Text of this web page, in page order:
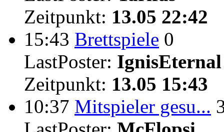
Zeitpunkt: 13.05 22:42
15:43 Brettspiele 0
LastPoster: IgnisEternal
Zeitpunkt: 13.05 15:43
10:37 Mitspieler gesu...